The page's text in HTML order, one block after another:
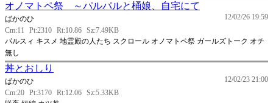
オノマトペ祭 ～パルパルと桶娘、自宅にて
12/02/26 19:59
ばかのひ
Cm:11
Pt:2310 Rt:10.86 Sz:7.49KB
パルスィ キスメ 地霊殿の人たち スクロール オノマトペ祭 ガールズトーク オチ
無し
丼とおしり
12/02/23 21:00
ばかのひ
Cm:20 Pt:3170 Rt:12.06 Sz:5.33KB